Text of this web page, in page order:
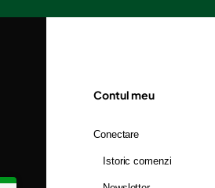
Contul meu
Conectare
Istoric comenzi